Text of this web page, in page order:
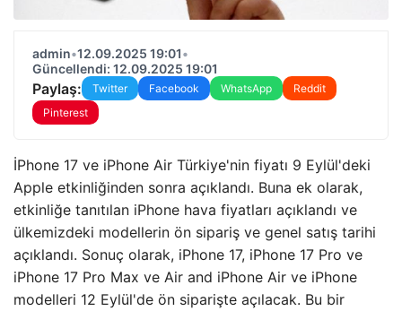
admin•12.09.2025 19:01•
Güncellendi: 12.09.2025 19:01
Paylaş: Twitter Facebook WhatsApp
Reddit
Pinterest
İPhone 17 ve iPhone Air Türkiye'nin fiyatı 9 Eylül'deki
Apple etkinliğinden sonra açıklandı. Buna ek olarak,
etkinliğe tanıtılan iPhone hava fiyatları açıklandı ve
ülkemizdeki modellerin ön sipariş ve genel satış tarihi
açıklandı. Sonuç olarak, iPhone 17, iPhone 17 Pro ve
iPhone 17 Pro Max ve Air and iPhone Air ve iPhone
modelleri 12 Eylül'de ön siparişte açılacak. Bu bir